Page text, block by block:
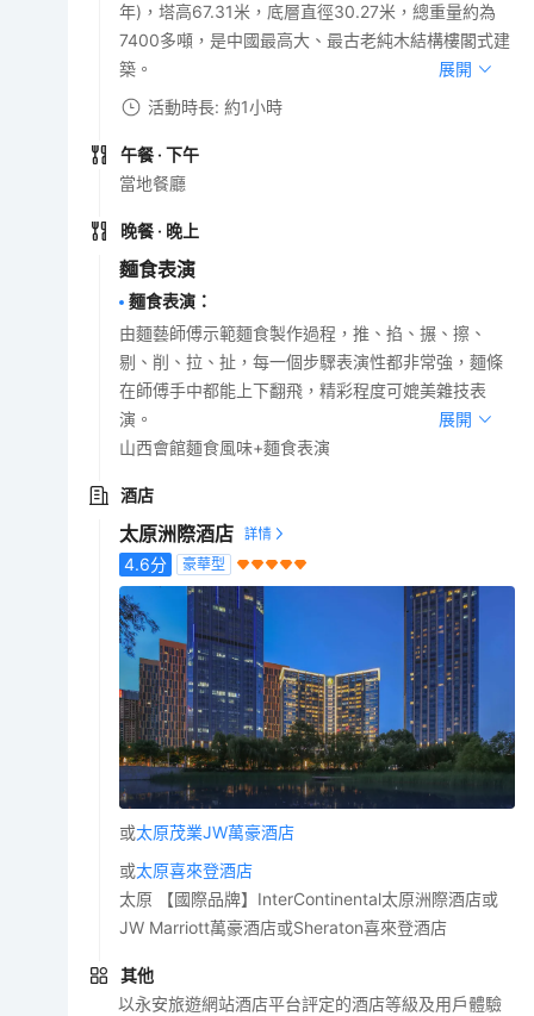
年)，塔高67.31米，底層直徑30.27米，總重量約為
7400多噸，是中國最高大、最古老純木結構樓閣式建
築。
展開
活動時長: 約1小時
午餐 · 下午
當地餐廳
晚餐 · 晚上
麵食表演
麵食表演 ：
由麵藝師傅示範麵食製作過程，推、掐、搌、擦、
剔、削、拉、扯，每一個步驟表演性都非常強，麵條
在師傅手中都能上下翻飛，精彩程度可媲美雜技表
演。
展開
山西會館麵食風味+麵食表演
酒店
太原洲際酒店
4.6分 豪華型
或太原茂業JW萬豪酒店
或太原喜來登酒店
太原 【國際品牌】InterContinental太原洲際酒店或
JW Marriott萬豪酒店或Sheraton喜來登酒店
其他
以永安旅遊網站酒店平台評定的酒店等級及用戶體驗